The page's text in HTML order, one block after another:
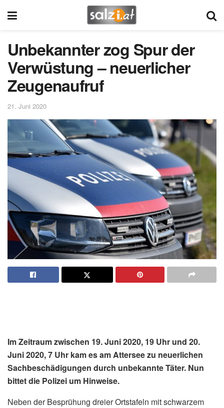
Unbekannter zog Spur der
Verwüstung – neuerlicher
Zeugenaufruf
21. Juni 2020
Im Zeitraum zwischen 19. Juni 2020, 19 Uhr und 20.
Juni 2020, 7 Uhr kam es am Attersee zu neuerlichen
Sachbeschädigungen durch unbekannte Täter. Nun
bittet die Polizei um Hinweise.
Neben der Besprühung dreier Ortstafeln mit schwarzem